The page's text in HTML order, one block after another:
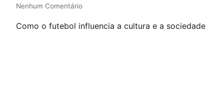
Nenhum Comentário
Como o futebol influencia a cultura e a sociedade